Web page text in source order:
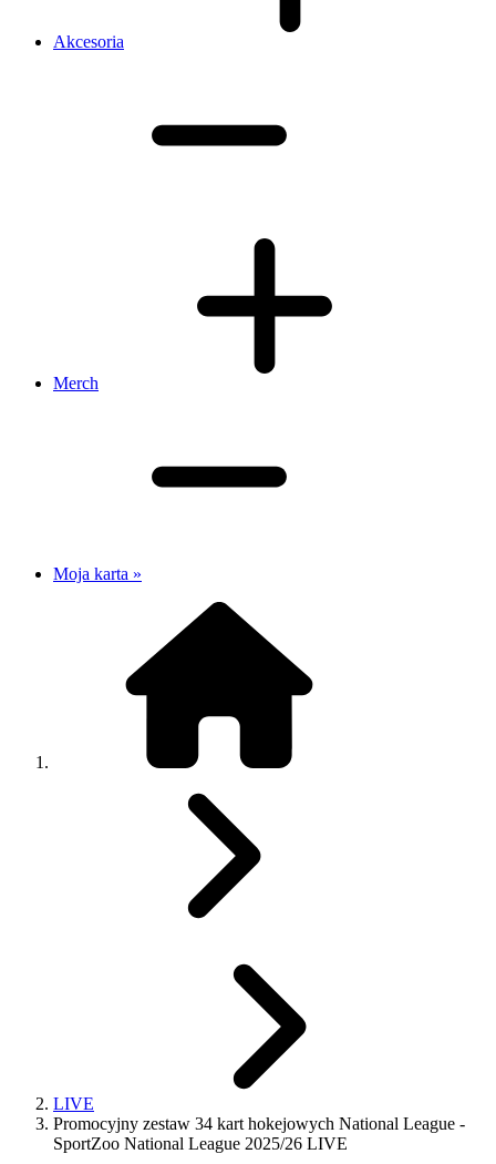
Akcesoria
Merch
Moja karta »
LIVE
Promocyjny zestaw 34 kart hokejowych National League -
SportZoo National League 2025/26 LIVE